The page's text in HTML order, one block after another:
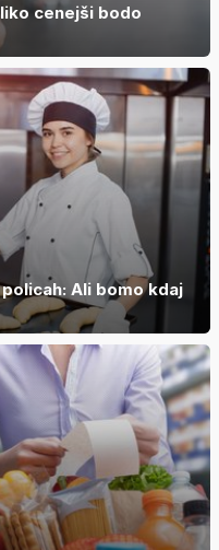
cenejši bodo
Ali bomo kdaj